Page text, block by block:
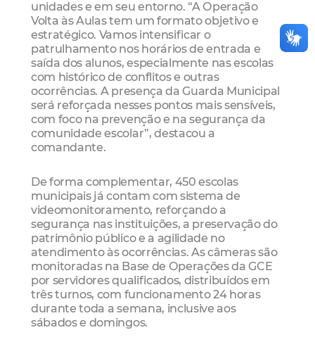
unidades e em seu entorno. “A Operação
Volta às Aulas tem um formato objetivo e
estratégico. Vamos intensificar o
patrulhamento nos horários de entrada e
saída dos alunos, especialmente nas escolas
com histórico de conflitos e outras
ocorrências. A presença da Guarda Municipal
será reforçada nesses pontos mais sensíveis,
com foco na prevenção e na segurança da
comunidade escolar”, destacou a
comandante.
De forma complementar, 450 escolas
municipais já contam com sistema de
videomonitoramento, reforçando a
segurança nas instituições, a preservação do
patrimônio público e a agilidade no
atendimento às ocorrências. As câmeras são
monitoradas na Base de Operações da GCE
por servidores qualificados, distribuídos em
três turnos, com funcionamento 24 horas
durante toda a semana, inclusive aos
sábados e domingos.